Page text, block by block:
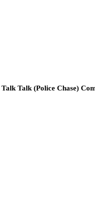
Talk Talk (Police Chase)